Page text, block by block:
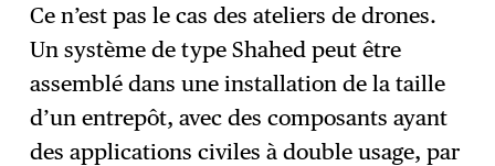
Ce n’est pas le cas des ateliers de drones.
Un système de type Shahed peut être
assemblé dans une installation de la taille
d’un entrepôt, avec des composants ayant
des applications civiles à double usage, par